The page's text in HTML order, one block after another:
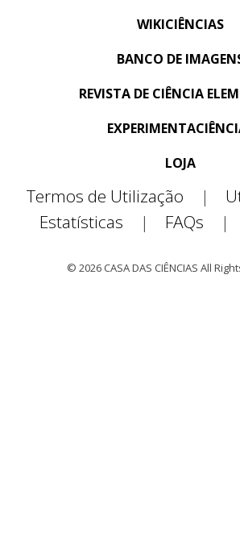
WIKICIÊNCIAS
BANCO DE
REVISTA DE CIÊNCIA
LOJA
Termos de Utilização |
Estatísticas
| FAQs |
© 2026 CASA DAS CIÊNCIAS All